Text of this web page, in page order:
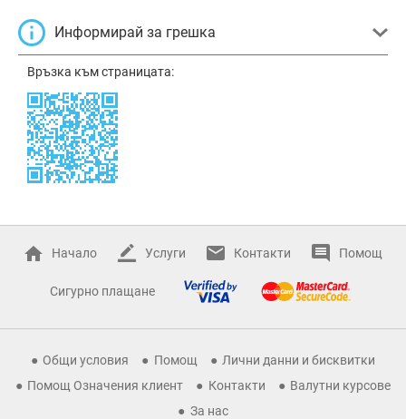
Информирай за грешка
Връзка към страницата:
Начало Услуги Контакти Помощ
Сигурно плащане
Общи условия Помощ
Лични данни и бисквитки
Помощ Означения клиент
Контакти
Валутни курсове
За нас